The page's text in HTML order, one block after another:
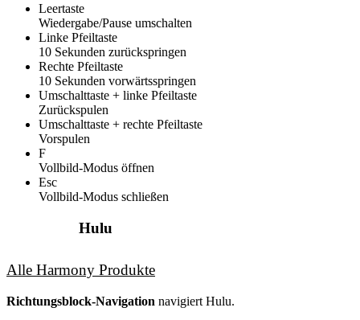
Leertaste
Wiedergabe/Pause umschalten
Linke Pfeiltaste
10 Sekunden zurückspringen
Rechte Pfeiltaste
10 Sekunden vorwärtsspringen
Umschalttaste + linke Pfeiltaste
Zurückspulen
Umschalttaste + rechte Pfeiltaste
Vorspulen
F
Vollbild-Modus öffnen
Esc
Vollbild-Modus schließen
Hulu
Alle Harmony Produkte
Richtungsblock-Navigation navigiert Hulu.